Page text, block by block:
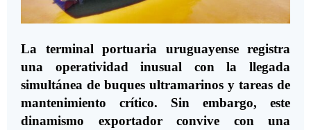
La terminal portuaria uruguayense registra
una operatividad inusual con la llegada
simultánea de buques ultramarinos y tareas de
mantenimiento crítico. Sin embargo, este
dinamismo exportador convive con una